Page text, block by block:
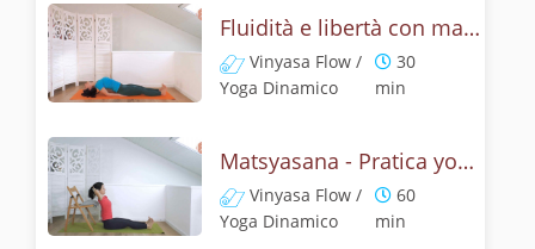
Fluidità e libertà con matsyasana, la posizione del pesce
Vinyasa Flow /
Yoga Dinamico
30
min
Matsyasana - Pratica yoga con la tecnica della posizione del pesce
Vinyasa Flow /
Yoga Dinamico
60
min